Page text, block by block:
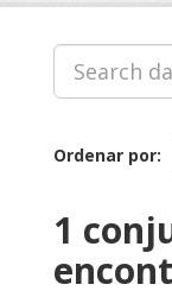
Ordenar por
1